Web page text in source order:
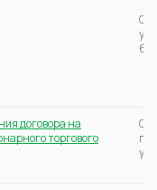
договора на
торгового